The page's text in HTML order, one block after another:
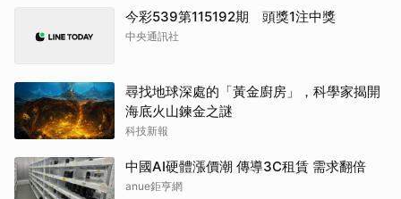
今彩539第115192期 頭獎1注中獎
中央通訊社
尋找地球深處的「黃金廚房」，科學家揭開
海底火山鍊金之謎
科技新報
中國AI硬體漲價潮 傳導3C租賃 需求翻倍
anue鉅亨網